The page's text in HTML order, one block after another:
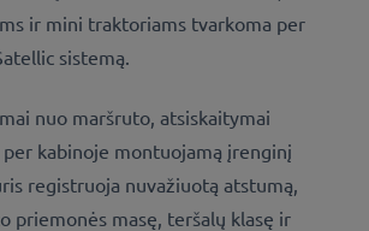
ir mini traktoriams tvarkoma per
sistemą.
nuo maršruto, atsiskaitymai
kabinoje montuojamą įrenginį
registruoja nuvažiuotą atstumą,
priemonės masę, teršalų klasę ir